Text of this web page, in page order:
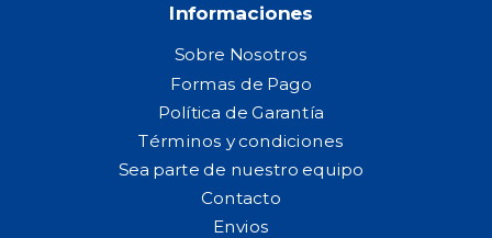
Informaciones
Sobre Nosotros
Formas de Pago
Política de Garantía
Términos y condiciones
Sea parte de nuestro equipo
Contacto
Envios